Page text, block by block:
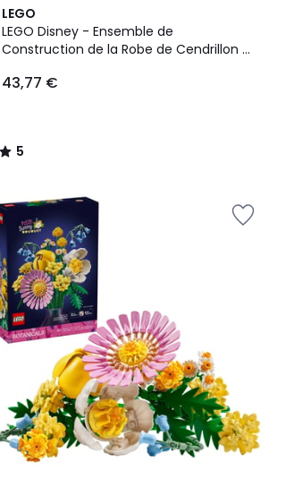
LEGO
LEGO Disney - Ensemble de
Construction de la Robe de Cendrillon -
43,77 €
5
/
5
5
/